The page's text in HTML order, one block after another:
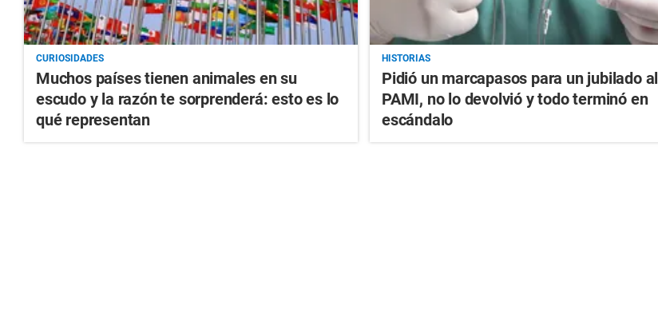
CURIOSIDADES
Muchos países tienen animales en su
escudo y la razón te sorprenderá: esto es lo
qué representan
HISTORIAS
Pidió un marcapasos para un jubilado al
PAMI, no lo devolvió y todo terminó en
escándalo